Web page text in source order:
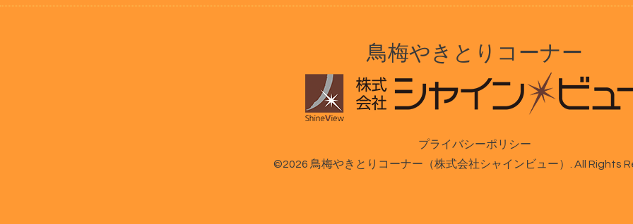
鳥梅やきとりコーナー
プライバシーポリシー
©2026 鳥梅やきとりコーナー（株式会社シャインビュー） . All Rights